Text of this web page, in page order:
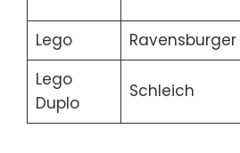
Lego
Ravensburger
Lego
Duplo
Schleich